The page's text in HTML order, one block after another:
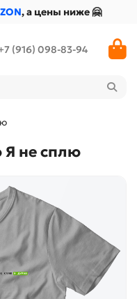
, а цены ниже 🤗
(916) 098-83-94
Я не сплю